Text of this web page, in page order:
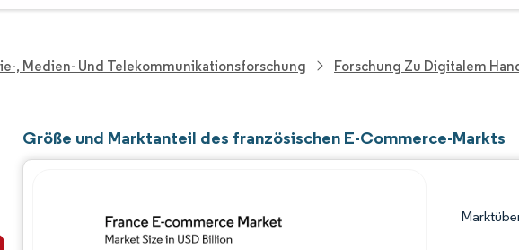
, Medien- Und Telekommunikationsforschung Forschung Zu Digitalem
Größe und Marktanteil des französischen E-Commerce-Markts